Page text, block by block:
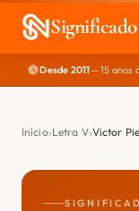
Significado
EXPLORAR
NOME PERFEITO
Desde 2011— 15 anos
Início Letra V Victor